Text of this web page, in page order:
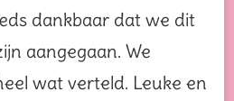
dankbaar dat we dit
aangegaan. We
wat verteld. Leuke en